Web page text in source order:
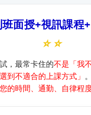
面授+視訊課程
⭐ ⭐
，最常卡住的不是「我
到不適合的上課方式」
您的時間、通勤、自律程